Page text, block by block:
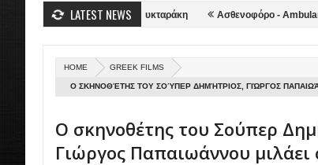
LATEST NEWS
από τον Γιώργο Νυκταράκη Ασθενοφόρο - Ambulance (2022)
HOME GREEK FILMS
Ο ΣΚΗΝΟΘΈΤΗΣ ΤΟΥ ΣΟΎΠΕΡ ΔΗΜΉΤΡΙΟΣ, ΓΙΏΡΓΟΣ
Ο σκηνοθέτης του Σούπερ
Γιώργος Παπαιωάννου μιλάει